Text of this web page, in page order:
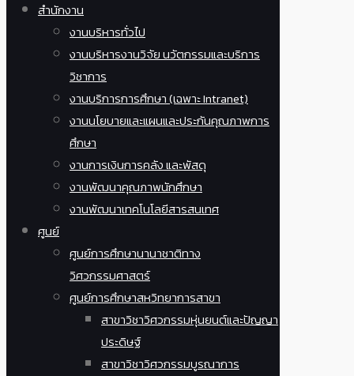
สำนักงาน
งานบริหารทั่วไป
งานบริหารงานวิจัย นวัตกรรมและบริการ
วิชาการ
งานบริการการศึกษา (เฉพาะ Intranet)
งานนโยบายและแผนและประกันคุณภาพการ
ศึกษา
งานการเงินการคลัง และพัสดุ
งานพัฒนาคุณภาพนักศึกษา
งานพัฒนาเทคโนโลยีสารสนเทศ
ศูนย์
ศูนย์การศึกษานานาชาติทาง
วิศวกรรมศาสตร์
ศูนย์การศึกษาสหวิทยาการสาขา
สาขาวิชาวิศวกรรมหุ่นยนต์และปัญญา
ประดิษฐ์
สาขาวิชาวิศวกรรมบูรณาการ